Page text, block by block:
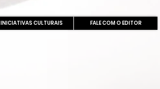
INICIATIVAS CULTURAIS FALE COM O EDITOR